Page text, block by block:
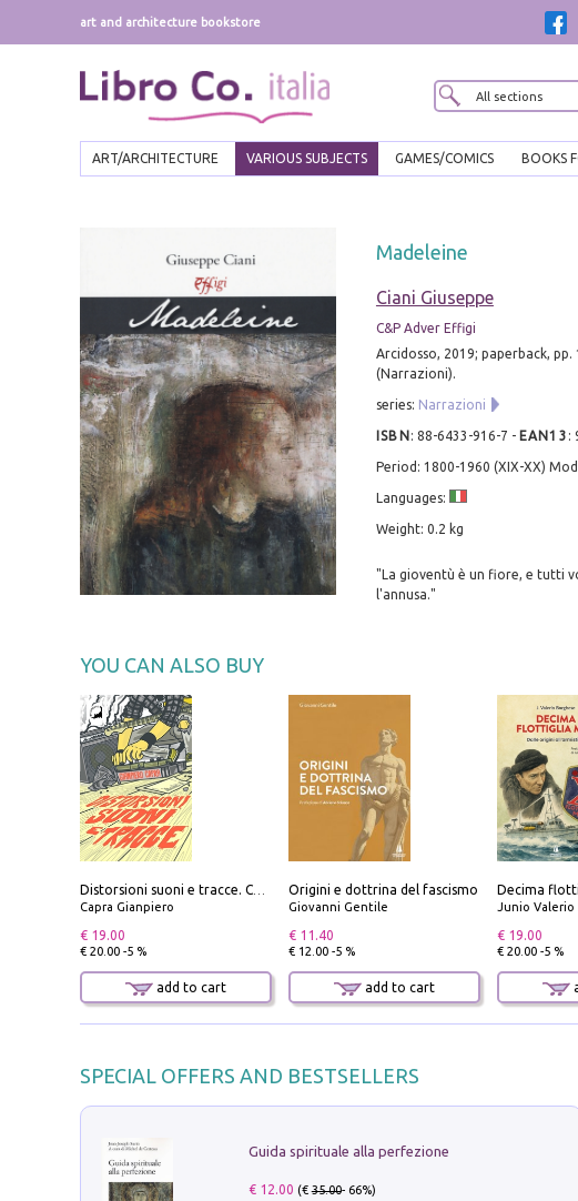
art and architecture bookstore
ART/ARCHITECTURE VARIOUS SUBJECTS GAMES/COMICS BOOKS
Madeleine
Ciani Giuseppe
C&P Adver Effigi
Arcidosso, 2019; paperback, pp.
(Narrazioni).
series: Narrazioni
ISBN : 88-6433-916-7 - EAN13 :
Period: 1800-1960 (XIX-XX)
Languages:
Weight: 0.2 kg
"La gioventù è un fiore, e tutti
l'annusa."
YOU CAN ALSO BUY
Capra Gianpiero
€ 19.00
€ 20.00 -5 %
add to cart
Origini e dottrina del fascismo
Giovanni Gentile
€ 11.40
€ 12.00 -5 %
add to cart
Junio Valerio
€ 19.00
€ 20.00 -5 %
SPECIAL OFFERS AND BESTSELLERS
Guida spirituale alla perfezione
€ 12.00 (€35.00- 66%)